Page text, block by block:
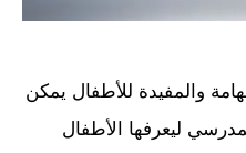
والمفيدة للأطفال يمكن
ليعرفها الأطفال